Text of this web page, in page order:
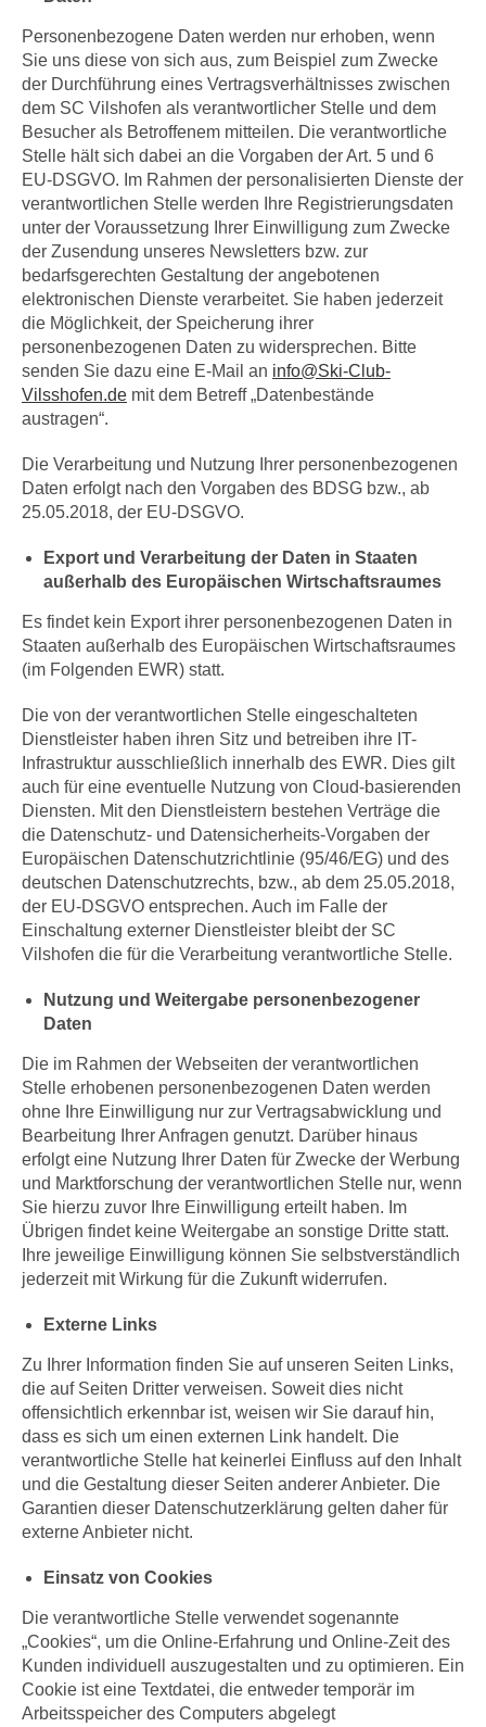
Personenbezogene Daten werden nur erhoben, wenn
Sie uns diese von sich aus, zum Beispiel zum Zwecke
der Durchführung eines Vertragsverhältnisses zwischen
dem SC Vilshofen als verantwortlicher Stelle und dem
Besucher als Betroffenem mitteilen. Die verantwortliche
Stelle hält sich dabei an die Vorgaben der Art. 5 und 6
EU-DSGVO. Im Rahmen der personalisierten Dienste der
verantwortlichen Stelle werden Ihre Registrierungsdaten
unter der Voraussetzung Ihrer Einwilligung zum Zwecke
der Zusendung unseres Newsletters bzw. zur
bedarfsgerechten Gestaltung der angebotenen
elektronischen Dienste verarbeitet. Sie haben jederzeit
die Möglichkeit, der Speicherung ihrer
personenbezogenen Daten zu widersprechen. Bitte
senden Sie dazu eine E-Mail an info@Ski-Club-
Vilsshofen.de mit dem Betreff „Datenbestände
austragen“.
Die Verarbeitung und Nutzung Ihrer personenbezogenen
Daten erfolgt nach den Vorgaben des BDSG bzw., ab
25.05.2018, der EU-DSGVO.
Export und Verarbeitung der Daten in Staaten
außerhalb des Europäischen Wirtschaftsraumes
Es findet kein Export ihrer personenbezogenen Daten in
Staaten außerhalb des Europäischen Wirtschaftsraumes
(im Folgenden EWR) statt.
Die von der verantwortlichen Stelle eingeschalteten
Dienstleister haben ihren Sitz und betreiben ihre IT-
Infrastruktur ausschließlich innerhalb des EWR. Dies gilt
auch für eine eventuelle Nutzung von Cloud-basierenden
Diensten. Mit den Dienstleistern bestehen Verträge die
die Datenschutz- und Datensicherheits-Vorgaben der
Europäischen Datenschutzrichtlinie (95/46/EG) und des
deutschen Datenschutzrechts, bzw., ab dem 25.05.2018,
der EU-DSGVO entsprechen. Auch im Falle der
Einschaltung externer Dienstleister bleibt der SC
Vilshofen die für die Verarbeitung verantwortliche Stelle.
Nutzung und Weitergabe personenbezogener
Daten
Die im Rahmen der Webseiten der verantwortlichen
Stelle erhobenen personenbezogenen Daten werden
ohne Ihre Einwilligung nur zur Vertragsabwicklung und
Bearbeitung Ihrer Anfragen genutzt. Darüber hinaus
erfolgt eine Nutzung Ihrer Daten für Zwecke der Werbung
und Marktforschung der verantwortlichen Stelle nur, wenn
Sie hierzu zuvor Ihre Einwilligung erteilt haben. Im
Übrigen findet keine Weitergabe an sonstige Dritte statt.
Ihre jeweilige Einwilligung können Sie selbstverständlich
jederzeit mit Wirkung für die Zukunft widerrufen.
Externe Links
Zu Ihrer Information finden Sie auf unseren Seiten Links,
die auf Seiten Dritter verweisen. Soweit dies nicht
offensichtlich erkennbar ist, weisen wir Sie darauf hin,
dass es sich um einen externen Link handelt. Die
verantwortliche Stelle hat keinerlei Einfluss auf den Inhalt
und die Gestaltung dieser Seiten anderer Anbieter. Die
Garantien dieser Datenschutzerklärung gelten daher für
externe Anbieter nicht.
Einsatz von Cookies
Die verantwortliche Stelle verwendet sogenannte
„Cookies“, um die Online-Erfahrung und Online-Zeit des
Kunden individuell auszugestalten und zu optimieren. Ein
Cookie ist eine Textdatei, die entweder temporär im
Arbeitsspeicher des Computers abgelegt